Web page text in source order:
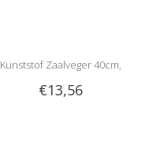
Kunststof Zaalveger 40cm,
Gemengd haar
€13,56